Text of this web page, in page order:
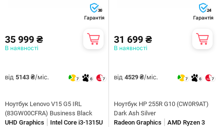
36
Гарантія
35 999 ₴
В наявності
від 5143 ₴/міс. 7 6 7
Ноутбук Lenovo V15 G5 IRL
(83GW00CFRA) Business Black
UHD Graphics
Intel Core i3-1315U
24
Гарантія
31 699 ₴
В наявності
від 4529 ₴/міс. 7 6 7
Ноутбук HP 255R G10 (CW0R9AT)
Dark Ash Silver
Radeon Graphics
AMD Ryzen 3